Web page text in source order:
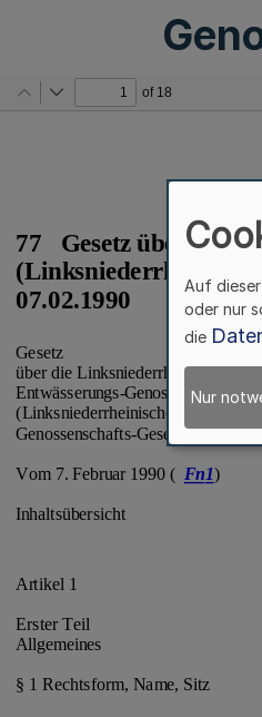
Auf
oder nur
die
Nur